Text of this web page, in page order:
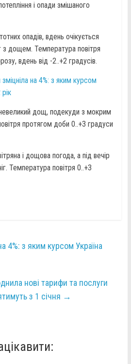
і опади змішаного
опадів, вдень очікується
з дощем. Температура повітря
вдень від -2..+2 градусів.
зміцніла на 4%: з яким курсом
дощ, подекуди з мокрим
протягом доби 0..+3 градуси
і дощова погода, а під вечір
Температура повітря 0..+3
4%: з яким курсом Україна
нові тарифи та послуги
з 1 січня →